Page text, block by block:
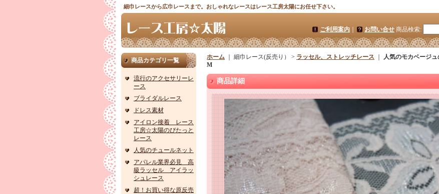
細巾レースから広巾レースまで。おしゃれなレースはレース工房太陽にお任せ下さい。
ご利用案内 お問い合せ 商品検索:
商品カテゴリ一覧
流行のアクセサリーレ
ース
ブライダルレース
ドレス素材
アイロン接着 レース
工房☆太陽のぴたっと
レース
人気のチュールネット
アパレル業界必見 高
級ラッセル アイラッ
シュレース
超！お買い得な原反売
ホーム ｜ 細巾レース(反売り） > ラッセル、ストレッチレース
人気のモカベージ
M
商品詳細